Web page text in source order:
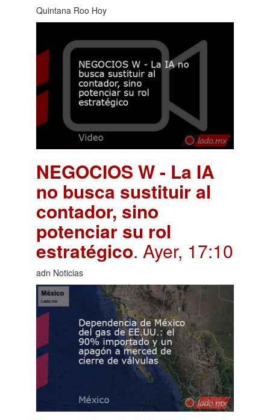
Quintana Roo Hoy
NEGOCIOS W - La IA
no busca sustituir al
contador, sino
potenciar su rol
estratégico. Ayer, 17:10
adn Noticias